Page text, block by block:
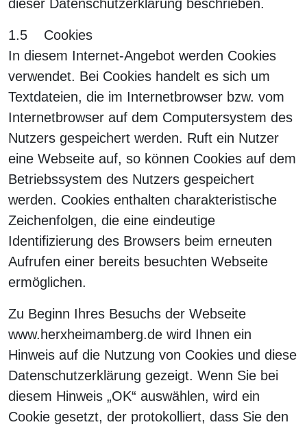
dieser Datenschutzerklärung beschrieben.
1.5 Cookies
In diesem Internet-Angebot werden Cookies
verwendet. Bei Cookies handelt es sich um
Textdateien, die im Internetbrowser bzw. vom
Internetbrowser auf dem Computersystem des
Nutzers gespeichert werden. Ruft ein Nutzer
eine Webseite auf, so können Cookies auf dem
Betriebssystem des Nutzers gespeichert
werden. Cookies enthalten charakteristische
Zeichenfolgen, die eine eindeutige
Identifizierung des Browsers beim erneuten
Aufrufen einer bereits besuchten Webseite
ermöglichen.
Zu Beginn Ihres Besuchs der Webseite
www.herxheimamberg.de wird Ihnen ein
Hinweis auf die Nutzung von Cookies und diese
Datenschutzerklärung gezeigt. Wenn Sie bei
diesem Hinweis „OK“ auswählen, wird ein
Cookie gesetzt, der protokolliert, dass Sie den